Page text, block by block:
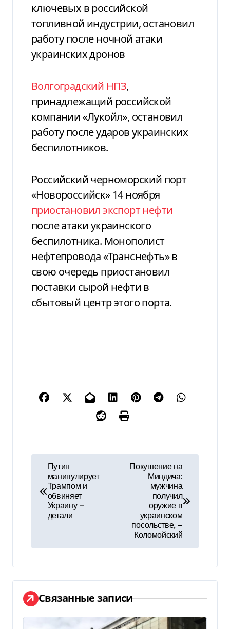
ключевых в российской
топливной индустрии, остановил
работу после ночной атаки
украинских дронов
Волгоградский НПЗ,
принадлежащий российской
компании «Лукойл», остановил
работу после ударов украинских
беспилотников.
Российский черноморский порт
«Новороссийск» 14 ноября
приостановил экспорт нефти
после атаки украинского
беспилотника. Монополист
нефтепровода «Транснефть» в
свою очередь приостановил
поставки сырой нефти в
сбытовый центр этого порта.
г
а
ц
и
Путин
манипулирует
Трампом и
обвиняет
Украину —
детали
Покушение на
Миндича:
мужчина
получил
оружие в
украинском
посольстве, —
Коломойский
Связанные записи